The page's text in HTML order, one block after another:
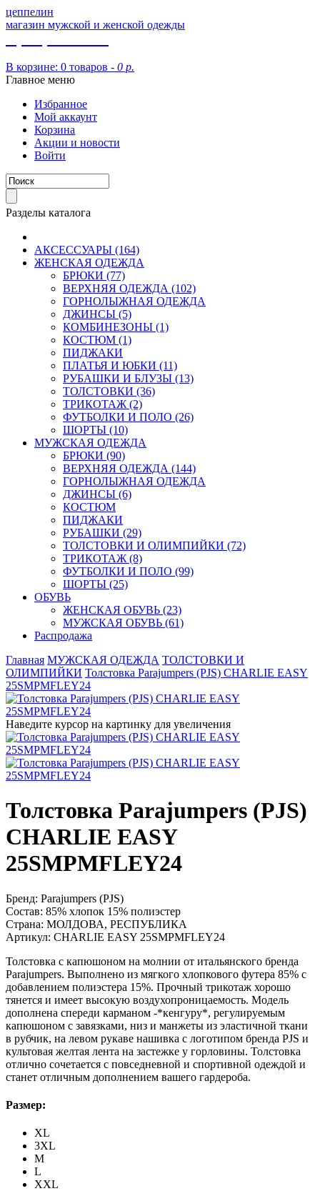
цеппелин
магазин мужской и женской одежды
В корзине: 0 товаров - 0 р.
Главное меню
Избранное
Мой аккаунт
Корзина
Акции и новости
Войти
Разделы каталога
АКСЕССУАРЫ (164)
ЖЕНСКАЯ ОДЕЖДА
БРЮКИ (77)
ВЕРХНЯЯ ОДЕЖДА (102)
ГОРНОЛЫЖНАЯ ОДЕЖДА
ДЖИНСЫ (5)
КОМБИНЕЗОНЫ (1)
КОСТЮМ (1)
ПИДЖАКИ
ПЛАТЬЯ И ЮБКИ (11)
РУБАШКИ И БЛУЗЫ (13)
ТОЛСТОВКИ (36)
ТРИКОТАЖ (2)
ФУТБОЛКИ И ПОЛО (26)
ШОРТЫ (10)
МУЖСКАЯ ОДЕЖДА
БРЮКИ (90)
ВЕРХНЯЯ ОДЕЖДА (144)
ГОРНОЛЫЖНАЯ ОДЕЖДА
ДЖИНСЫ (6)
КОСТЮМ
ПИДЖАКИ
РУБАШКИ (29)
ТОЛСТОВКИ И ОЛИМПИЙКИ (72)
ТРИКОТАЖ (8)
ФУТБОЛКИ И ПОЛО (99)
ШОРТЫ (25)
ОБУВЬ
ЖЕНСКАЯ ОБУВЬ (23)
МУЖСКАЯ ОБУВЬ (61)
Распродажа
Главная МУЖСКАЯ ОДЕЖДА ТОЛСТОВКИ И
ОЛИМПИЙКИ Толстовка Parajumpers (PJS) CHARLIE EASY
25SMPMFLEY24
Наведите курсор на картинку для увеличения
Толстовка Parajumpers (PJS)
CHARLIE EASY
25SMPMFLEY24
Бренд: Parajumpers (PJS)
Состав: 85% хлопок 15% полиэстер
Страна: МОЛДОВА, РЕСПУБЛИКА
Артикул: CHARLIE EASY 25SMPMFLEY24
Толстовка с капюшоном на молнии от итальянского бренда
Parajumpers. Выполнено из мягкого хлопкового футера 85% с
добавлением полиэстера 15%. Прочный трикотаж хорошо
тянется и имеет высокую воздухопроницаемость. Модель
дополнена спереди карманом -*кенгуру*, регулируемым
капюшоном с завязками, низ и манжеты из эластичной ткани
в рубчик, на левом рукаве нашивка с логотипом бренда PJS и
культовая желтая лента на застежке у горловины. Толстовка
отлично сочетается с повседневной и спортивной одеждой и
станет отличным дополнением вашего гардероба.
Размер:
XL
3XL
M
L
XXL